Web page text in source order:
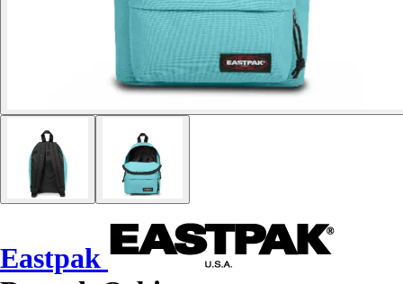
Eastpak